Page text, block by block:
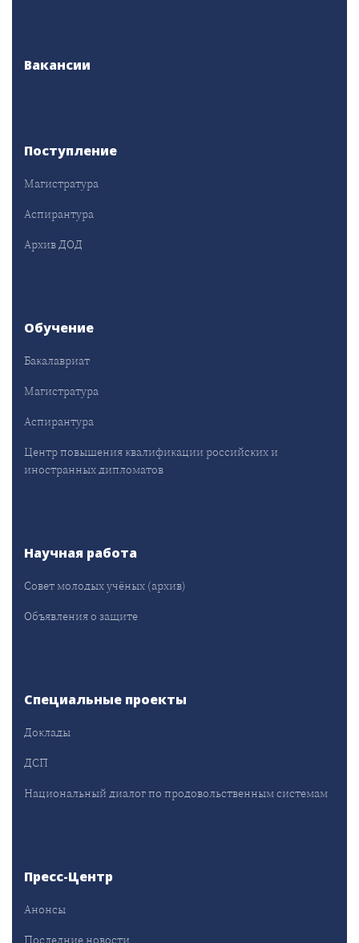
Вакансии
Поступление
Магистратура
Аспирантура
Архив ДОД
Обучение
Бакалавриат
Магистратура
Аспирантура
Центр повышения квалификации российских и
иностранных дипломатов
Научная работа
Совет молодых учёных (архив)
Объявления о защите
Специальные проекты
Доклады
ДСП
Национальный диалог по продовольственным системам
Пресс-Центр
Анонсы
Последние новости